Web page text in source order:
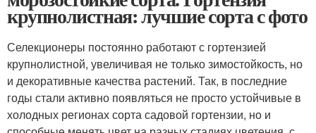
крупнолистная: лучшие сорта с фото
Селекционеры постоянно работают с гортензией
крупнолистной, увеличивая не только зимостойкость, но
и декоративные качества растений. Так, в последние
годы стали активно появляться не просто устойчивые в
холодных регионах сор­та садовой гортензии, но и